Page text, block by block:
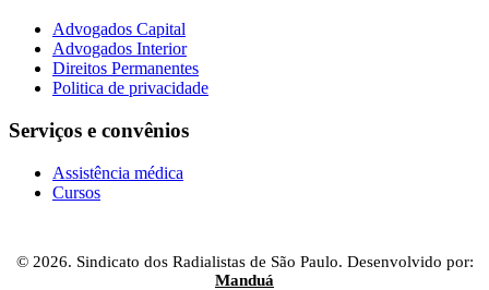
Advogados Capital
Advogados Interior
Direitos Permanentes
Politica de privacidade
Serviços e convênios
Assistência médica
Cursos
© 2026. Sindicato dos Radialistas de São Paulo. Desenvolvido por:
Manduá